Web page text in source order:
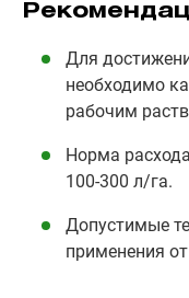
Для
необходимо
рабочим
Норма
100-300 л/га.
Допустимые
применения